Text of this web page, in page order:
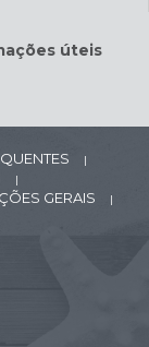
úteis
|
|
GERAIS |